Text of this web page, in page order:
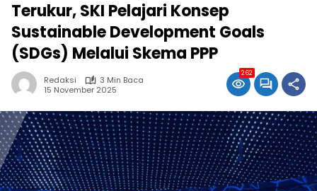
Terukur, SKI Pelajari Konsep
Sustainable Development Goals
(SDGs) Melalui Skema PPP
Redaksi
3 Min Baca
15 November 2025
262